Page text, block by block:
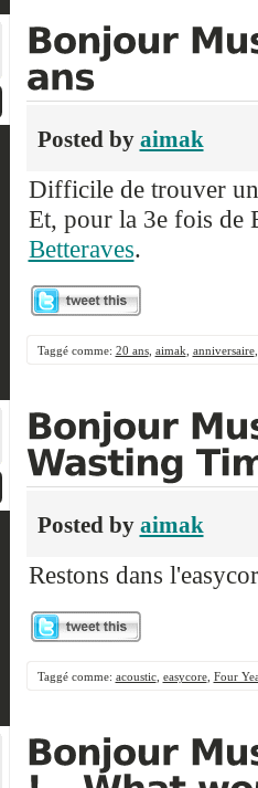
Posted by aimak
Difficile de trouver
Et, pour la 3e fois de
Betteraves.
Taggé comme: 20 ans, aimak anniversaire,
Posted by aimak
Restons dans
Taggé comme: acoustic, easycore, Four